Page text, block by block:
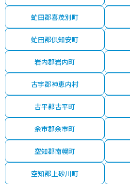
虻田郡喜茂別町
虻田郡倶知安町
岩内郡岩内町
古宇郡神恵内村
古平郡古平町
余市郡余市町
空知郡南幌町
空知郡上砂川町